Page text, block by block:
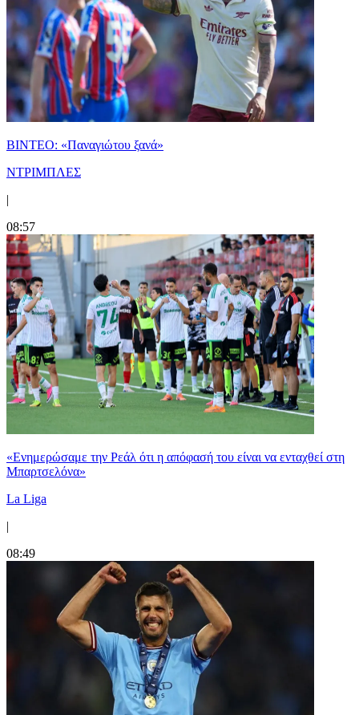
ΒΙΝΤΕΟ: «Παναγιώτου ξανά»
ΝΤΡΙΜΠΛΕΣ
|
08:57
«Ενημερώσαμε την Ρεάλ ότι η απόφασή του είναι να ενταχθεί στη
Μπαρτσελόνα»
La Liga
|
08:49